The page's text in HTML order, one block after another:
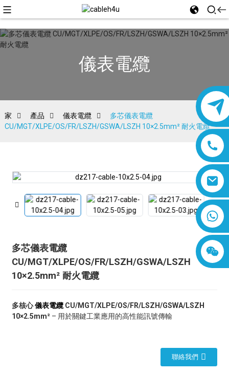
8618019377761
儀表電纜
家 產品 儀表電纜
多芯儀表電纜
CU/MGT/XLPE/OS/FR/LSZH/GSWA/LSZH 10×2.5mm² 耐火電纜
多芯儀表電纜
CU/MGT/XLPE/OS/FR/LSZH/GSWA/LSZH
10×2.5mm² 耐火電纜
多核心儀表電纜CU/MGT/XLPE/OS/FR/LSZH/GSWA/LSZH
10×2.5mm²– 用於關鍵工業應用的高性能訊號傳輸
聯絡我們